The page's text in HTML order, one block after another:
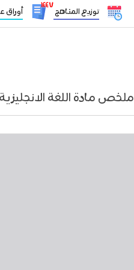
توزيع المناهج
١٤٤٧
أوراق
ملخص مادة اللغة